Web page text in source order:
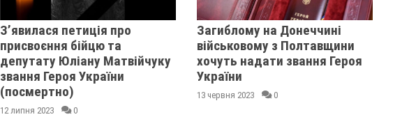
З’явилася петиція про
присвоєння бійцю та
депутату Юліану Матвійчуку
звання Героя України
(посмертно)
12 липня 2023 0
Загиблому на Донеччині
військовому з Полтавщини
хочуть надати звання Героя
України
13 червня 2023 0